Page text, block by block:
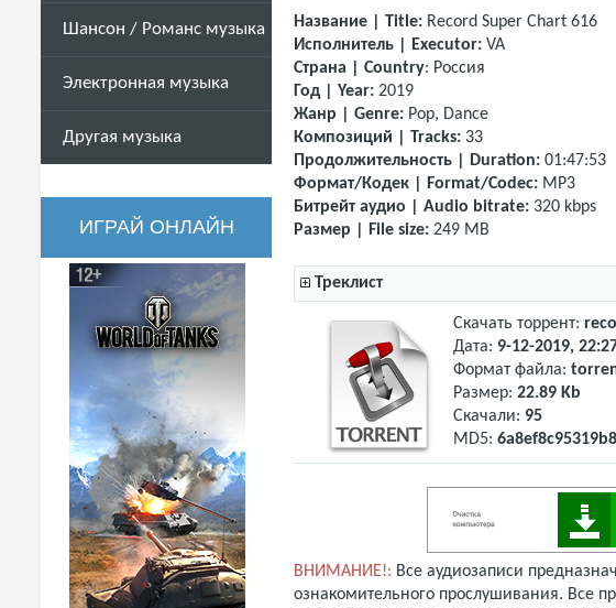
Шансон / Романс музыка
Электронная музыка
Другая музыка
ИГРАЙ ОНЛАЙН
Название | Title: Record Super Chart 616
Исполнитель | Executor: VA
Страна
| Country: Россия
Год | Year: 2019
Жанр | Genre: Pop, Dance
Композиций | Tracks: 33
Продолжительность | Duration: 01:47:53
Формат/Кодек | Format/Codec: MP3
Битрейт аудио | Audio bitrate: 320 kbps
Размер | File size: 249 MB
Треклист
Скачать торрент:
Дата: 9-12-2019,
Формат файла:
Размер: 22.89 Kb
Скачали: 95
MD5:
ВНИМАНИЕ!: Все аудиозаписи
ознакомительного прослушивания. Все